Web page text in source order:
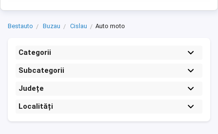
Bestauto Buzau Cislau Auto moto
Categorii
Subcategorii
Județe
Localități